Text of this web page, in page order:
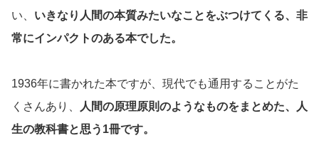
い、 いきなり人間の本質みたいなことをぶつけてくる、非
常にインパクトのある本でした。
1936年に書かれた本ですが、現代でも通用することがた
くさんあり、
人間の原理原則のようなものをまとめた、人
生の教科書と思う1冊です。